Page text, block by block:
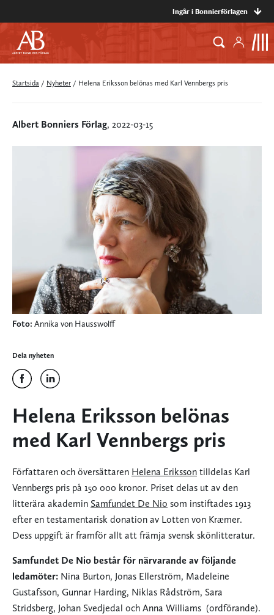
Ingår i Bonnierförlagen
Startsida / Nyheter / Helena Eriksson belönas med Karl Vennbergs pris
Albert Bonniers Förlag, 2022-03-15
Foto: Annika von Hausswolff
Dela nyheten
Helena Eriksson belönas
med Karl Vennbergs pris
Författaren och översättaren Helena Eriksson tilldelas Karl
Vennbergs pris på 150 000 kronor. Priset delas ut av den
litterära akademin Samfundet De Nio som instiftades 1913
efter en testamentarisk donation av Lotten von Kræmer.
Dess uppgift är framför allt att främja svensk skönlitteratur.
Samfundet De Nio består för närvarande av följande
ledamöter: Nina Burton, Jonas Ellerström, Madeleine
Gustafsson, Gunnar Harding, Niklas Rådström, Sara
Stridsberg, Johan Svedjedal och Anna Williams (ordförande).